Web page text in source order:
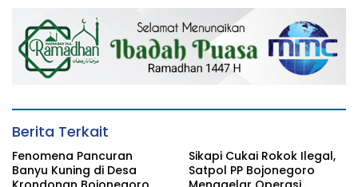
Berita Terkait
Fenomena Pancuran
Banyu Kuning di Desa
Sikapi Cukai Rokok Ilegal,
Satpol PP Bojonegoro